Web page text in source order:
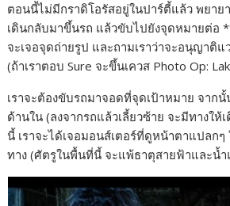
ตอนนี้ไม่มีกราดิโอรัสอยู่ในปาร์ตี้แล้ว พยาย
เดินกลับมาขึ้นรถ แล้วขับไปยังจุดหมายต่อ
จะเจอจุดถ่ายรูป และถามเราว่าจะอนุญาติ
(ถ้าเราตอบ Sure จะขึ้นเควส Photo Op:
เราจะต้องขับรถมาจอดที่จุดเป้าหมาย จากนั้
ด้านใน (ลงจากรถแล้วเลี้ยวซ้าย จะมีทางให้
นี้ เราจะได้เจอมอนส์เตอร์ที่ดูหน้าตาแปลกๆ
ทาง (ศัตรูในพื้นที่นี้ จะแพ้ธาตุสายฟ้าและน้ำ